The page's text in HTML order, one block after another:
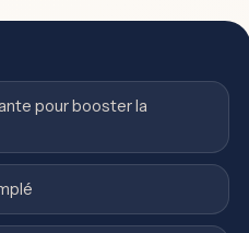
pour booster la